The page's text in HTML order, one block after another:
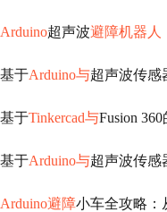
Arduino超声波避障机器人
基于Arduino与超声波传感
基于Tinkercad与Fusion
基于Arduino与超声波传感
Arduino避障小车全攻略：